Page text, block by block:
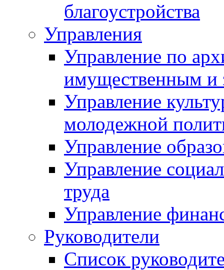
благоустройства
Управления
Управление по
имущественным и
Управление
молодежной
Управление
Управление
труда
Управление
Руководители
Список